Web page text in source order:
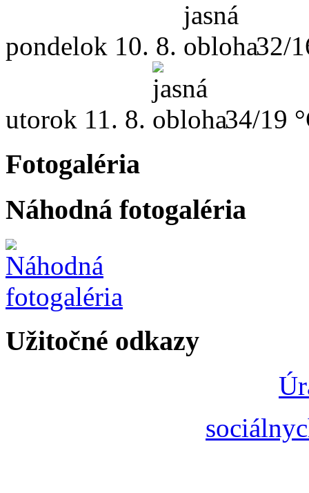
pondelok 10. 8. 32/
utorok 11. 8. 34/19
Fotogaléria
Náhodná fotogaléria
Užitočné odkazy